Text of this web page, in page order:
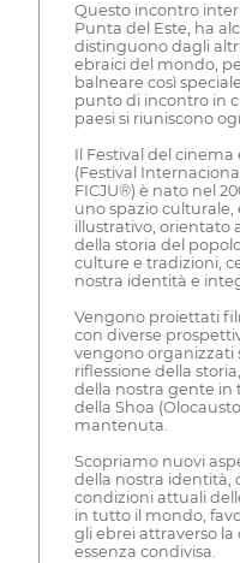
Questo incontro
Punta del Este, ha
distinguono dagli
ebraici del mondo,
balneare così
punto di incontro in
paesi si riuniscono
Il Festival del
(Festival
FICJU®) è nato nel
uno spazio
illustrativo, orientato
della storia del
culture e tradizioni,
nostra identità e
Vengono proiettati
con diverse
vengono organizzati
riflessione della
della nostra gente in
della Shoa
mantenuta.
Scopriamo nuovi
della nostra identità,
condizioni attuali
in tutto il mondo,
gli ebrei attraverso la
essenza condivisa.